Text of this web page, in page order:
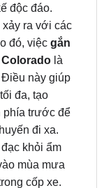
đó, việcgắn
là
này giúp
đa, tạo
phía trước để
đi xa.
khỏi ẩm
mùa mưa
cốp xe.
giúp tạo
người khác